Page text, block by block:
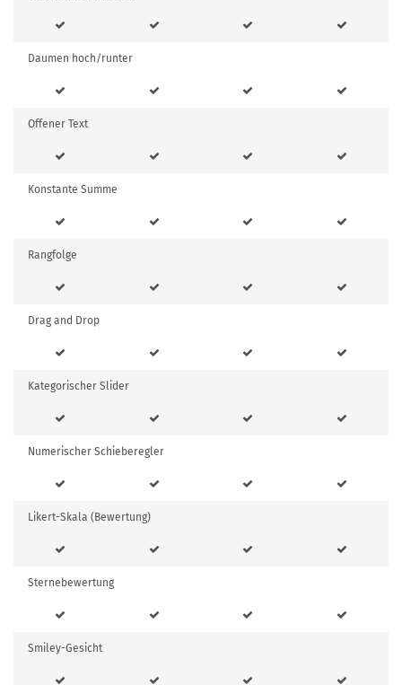
Daumen hoch/runter
Offener Text
Konstante Summe
Rangfolge
Drag and Drop
Kategorischer Slider
Numerischer Schieberegler
Likert-Skala (Bewertung)
Sternebewertung
Smiley-Gesicht